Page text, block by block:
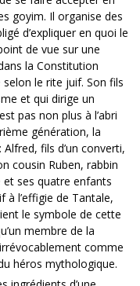
goyim. Il organise des
d’expliquer en quoi le
de vue sur une
la Constitution
le rite juif. Son fils
et qui dirige un
pas non plus à l’abri
génération, la
fils d’un converti,
cousin Ruben, rabbin
ses quatre enfants
l’effigie de Tantale,
le symbole de cette
membre de la
comme
héros mythologique.